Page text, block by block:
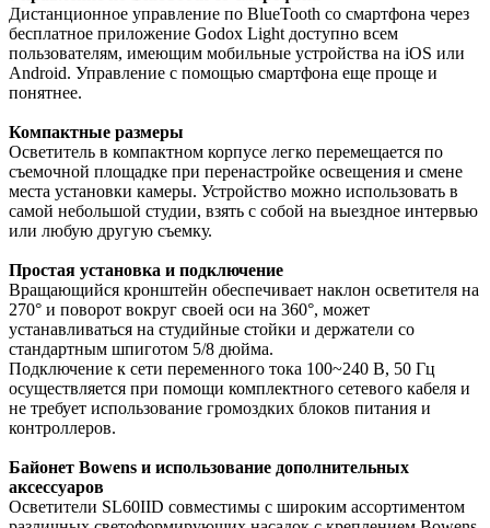
Дистанционное управление по BlueTooth со смартфона через
бесплатное приложение Godox Light доступно всем
пользователям, имеющим мобильные устройства на iOS или
Android. Управление с помощью смартфона еще проще и
понятнее.
Компактные размеры
Осветитель в компактном корпусе легко перемещается по
съемочной площадке при перенастройке освещения и смене
места установки камеры. Устройство можно использовать в
самой небольшой студии, взять с собой на выездное интервью
или любую другую съемку.
Простая установка и подключение
Вращающийся кронштейн обеспечивает наклон осветителя на
270° и поворот вокруг своей оси на 360°, может
устанавливаться на студийные стойки и держатели со
стандартным шпиготом 5/8 дюйма.
Подключение к сети переменного тока 100~240 В, 50 Гц
осуществляется при помощи комплектного сетевого кабеля и
не требует использование громоздких блоков питания и
контроллеров.
Байонет Bowens и использование дополнительных
аксессуаров
Осветители SL60IID совместимы с широким ассортиментом